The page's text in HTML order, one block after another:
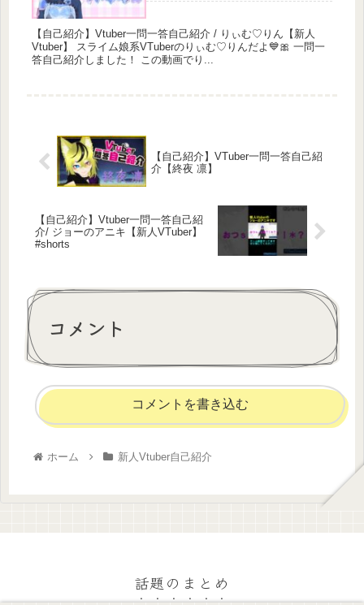
ポケットモンスターソード（本編+DLC） プレイリ
スト
【自己紹介】Vtuber一問一答自己紹介 / りぃむ♡りん【新人
Vtuber】 スライム娘系VTuberのりぃむ♡りんだよ💙🎀 一問一
答自己紹介しました！ この動画でり...
【自己紹介】VTuber一問一答自己紹
介【終夜 凛】
【自己紹介】Vtuber一問一答自己紹
介/ ジョーのアニキ【新人VTuber】
#shorts
コメント
コメントを書き込む
ホーム 新人Vtuber自己紹介
話題のまとめ